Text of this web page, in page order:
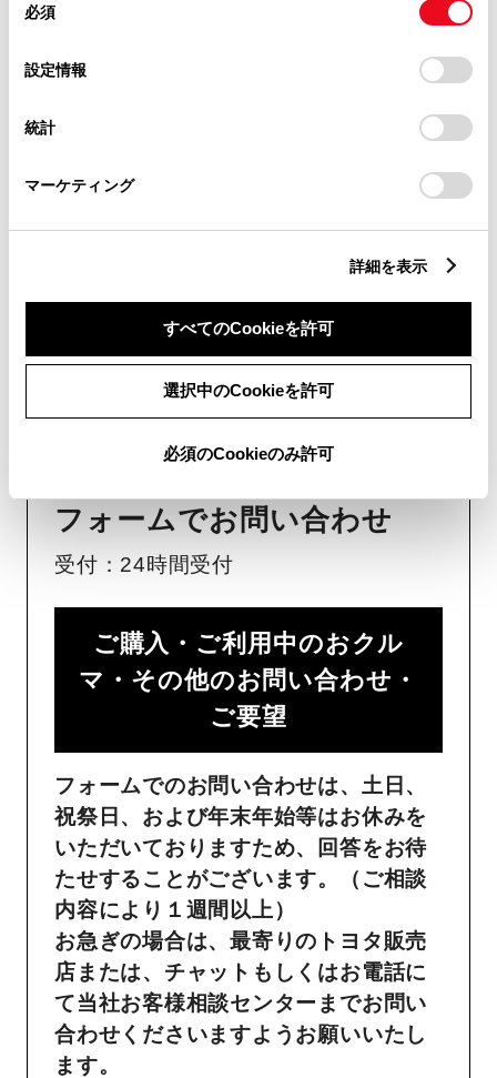
デバイスにすべてのCookie(クッキー)が保存されることに同
意したことになります。Cookie(クッキー)のオプトアウト、
設定の変更、同意を撤回したりするにあたっては、当社の
「Cookie（クッキー）情報の取り扱いについて
」をご覧くだ
必須
設定情報
統計
マーケティング
詳細を表示
すべてのCookieを許可
選択中のCookieを許可
必須のCookieのみ許可
チャットでお問い合わせ
（長期連休などの当社指定日を除く）
チャットでのお問い合わせはお待たせ
時間が少なくご案内が可能です。
フォームでお問い合わせ
受付：24時間受付
ご購入・ご利用中のおクル
マ・その他のお問い合わせ・
ご要望​
フォームでのお問い合わせは、土日、
祝祭日、および年末年始等はお休みを
いただいておりますため、回答をお待
たせすることがございます。（ご相談
内容により１週間以上）
お急ぎの場合は、最寄りのトヨタ販売
店または、チャットもしくはお電話に
て当社お客様相談センターまでお問い
合わせくださいますようお願いいたし
ます。